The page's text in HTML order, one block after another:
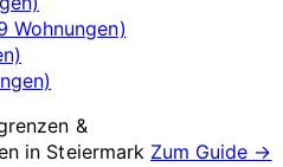
Wohnungen)
&
in Steiermark Zum Guide →